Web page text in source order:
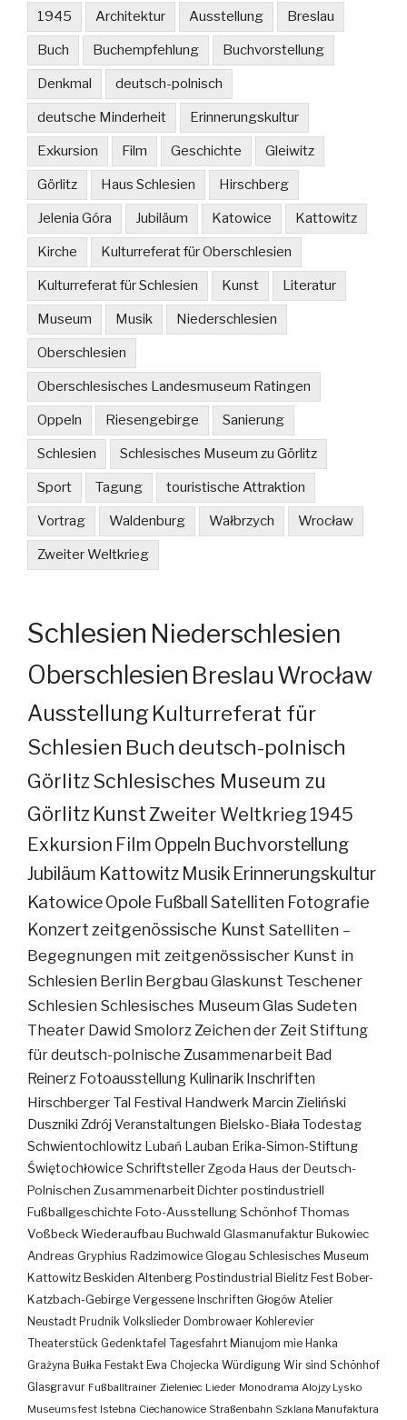
1945 Architektur Ausstellung Breslau
Buch Buchempfehlung Buchvorstellung
Denkmal deutsch-polnisch
deutsche Minderheit Erinnerungskultur
Exkursion Film Geschichte Gleiwitz
Görlitz Haus Schlesien Hirschberg
Jelenia Góra Jubiläum Katowice Kattowitz
Kirche Kulturreferat für Oberschlesien
Kulturreferat für Schlesien Kunst Literatur
Museum Musik Niederschlesien
Oberschlesien
Oberschlesisches Landesmuseum Ratingen
Oppeln Riesengebirge Sanierung
Schlesien Schlesisches Museum zu Görlitz
Sport Tagung touristische Attraktion
Vortrag Waldenburg Wałbrzych Wrocław
Zweiter Weltkrieg
Schlesien Niederschlesien
Oberschlesien Breslau Wrocław
Ausstellung Kulturreferat für
Schlesien Buch deutsch-polnisch
GörlitzSchlesisches Museum zu
Görlitz KunstZweiter Weltkrieg 1945
Exkursion Film Oppeln Buchvorstellung
Jubiläum Kattowitz Musik Erinnerungskultur
KatowiceOpole FußballSatelliten Fotografie
Konzertzeitgenössische Kunst Satelliten –
Begegnungen mit zeitgenössischer Kunst in
Schlesien Berlin BergbauGlaskunst Teschener
Schlesien Schlesisches MuseumGlas Sudeten
Theater Dawid Smolorz Zeichen der Zeit Stiftung
für deutsch-polnische Zusammenarbeit Bad
Reinerz Fotoausstellung Kulinarik Inschriften
Hirschberger Tal Festival Handwerk Marcin Zieliński
Duszniki Zdrój Veranstaltungen Bielsko-Biała Todestag
Schwientochlowitz
Lubań Lauban Erika-Simon-Stiftung
Świętochłowice SchriftstellerZgoda Haus der Deutsch-
Polnischen ZusammenarbeitDichterpostindustriell
Fußballgeschichte Foto-AusstellungSchönhofThomas
VoßbeckWiederaufbau Buchwald Glasmanufaktur Bukowiec
Andreas Gryphius Radzimowice Glogau Schlesisches Museum
Kattowitz Beskiden Altenberg Postindustrial Bielitz Fest Bober-
Katzbach-Gebirge Vergessene Inschriften Głogów Atelier
Neustadt Prudnik Volkslieder Dombrowaer Kohlerevier
Theaterstück Gedenktafel Tagesfahrt Mianujom mie Hanka
Grażyna Bułka Festakt Ewa Chojecka Würdigung Wir sind Schönhof
Glasgravur Fußballtrainer Zieleniec Lieder Monodrama Alojzy Lysko
Museumsfest Istebna Ciechanowice Straßenbahn Szklana Manufaktura